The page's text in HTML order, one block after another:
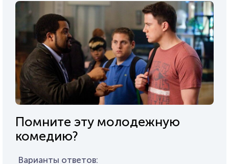
Помните эту молодежную
комедию?
Варианты ответов: